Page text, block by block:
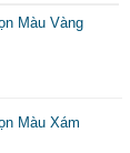
Màu Vàng
Màu Xám